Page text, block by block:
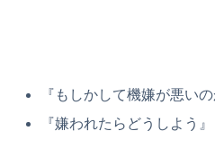
『もしかして機嫌が悪いの
『嫌われたらどうしよう』